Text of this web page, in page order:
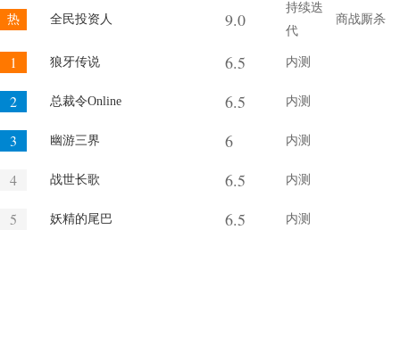
热 全民投资人 9.0
持续迭
代
商战厮杀
1 狼牙传说 6.5 内测
2 总裁令Online 6.5 内测
3 幽游三界 6 内测
4 战世长歌 6.5 内测
5 妖精的尾巴 6.5 内测